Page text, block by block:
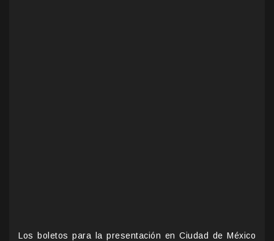
Los boletos para la presentación en Ciudad de México